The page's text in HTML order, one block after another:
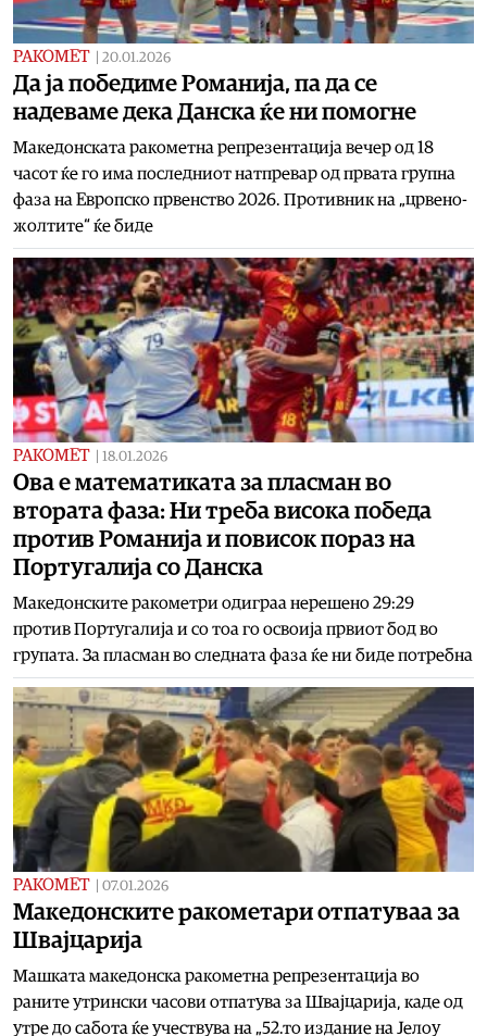
РАКОМЕТ 20.01.2026
Да ја победиме Романија, па да се
надеваме дека Данска ќе ни помогне
Македонската ракометна репрезентација вечер од 18
часот ќе го има последниот натпревар од првата групна
фаза на Европско првенство 2026. Противник на „црвено-
жолтите“ ќе биде
РАКОМЕТ 18.01.2026
Oва е математиката за пласман во
втората фаза: Ни треба висока победа
против Романија и повисок пораз на
Португалија со Данска
Македонските ракометри одиграа нерешено 29:29
против Португалија и со тоа го освоија првиот бод во
групата. За пласман во следната фаза ќе ни биде потребна
РАКОМЕТ 07.01.2026
Македонските ракометари отпатуваа за
Швајцарија
Машката македонска ракометна репрезентација во
раните утрински часови отпатува за Швајцарија, каде од
утре до сабота ќе учествува на „52.то издание на Јелоу